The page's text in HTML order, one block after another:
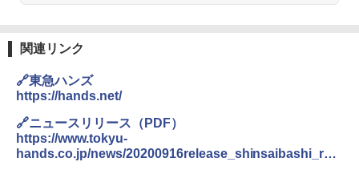
関連リンク
🔗東急ハンズ
https://hands.net/
🔗ニュースリリース（PDF）
https://www.tokyu-
hands.co.jp/news/20200916release_shinsaibashi_ren